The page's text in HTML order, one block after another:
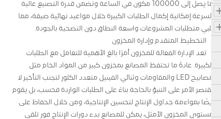
ما يصل إلى 100000 مكون في الساعة وتضمن قدرة التصنيع عالية
السرعة إمكانية إكمال الطلبات الكبيرة خلال مواعيد نهائية ضيقة، مما
يلبي متطلبات المشروعات واسعة النطاق دون التضحية بالجودة.
التخطيط المتقدم وإدارة المخزون
تعد الإدارة الفعالة للمخزون أمرًا بالغ الأهمية للتعامل مع الطلبات
الكبيرة. عادةً ما تحتفظ المصانع بمخزون كبير من المواد الخام مثل
مصابيح LED والمقاومات وثنائي الفينيل متعدد الكلور لتجنب التأخير لا
يقتصر الأمر على التنبؤ بالحاجة بناءً على الطلبات الواردة فحسب، بل يقوم
أيضًا بمواءمة جداول الإنتاج لتحسين الإنتاجية، ومن خلال الحفاظ على
مستوى المخزون الأمثل، يمكن للمصانع بدء دورات الإنتاج فور تلقي